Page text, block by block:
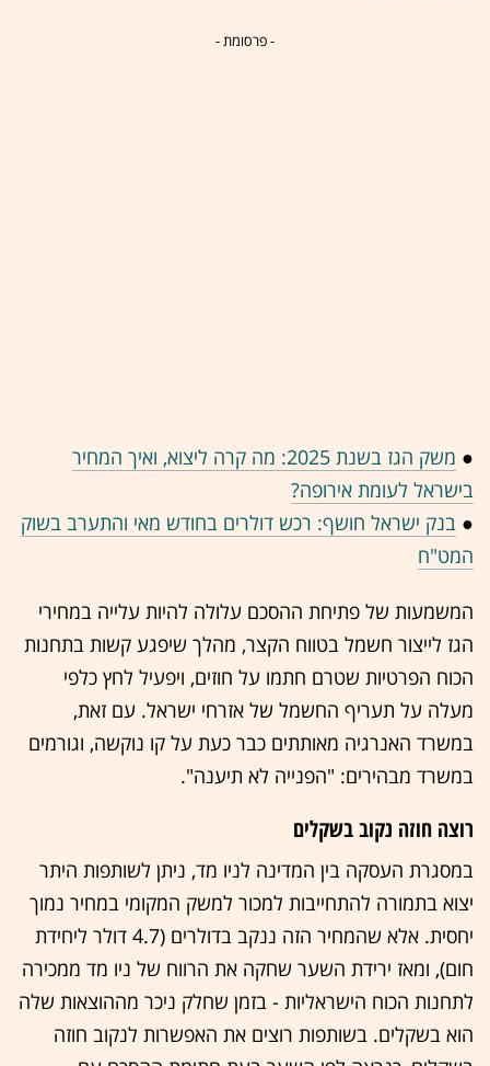
- פרסומת -
●
משק הגז בשנת 2025: מה קרה ליצוא, ואיך המחיר
בישראל לעומת אירופה?
● בנק ישראל חושף: רכש דולרים בחודש מאי והתערב בשוק
המט"ח
המשמעות של פתיחת ההסכם עלולה להיות עלייה במחירי
הגז לייצור חשמל בטווח הקצר, מהלך שיפגע קשות בתחנות
הכוח הפרטיות שטרם חתמו על חוזים, ויפעיל לחץ כלפי
מעלה על תעריף החשמל של אזרחי ישראל. עם זאת,
במשרד האנרגיה מאותתים כבר כעת על קו נוקשה, וגורמים
במשרד מבהירים: "הפנייה לא תיענה".
רוצה חוזה נקוב בשקלים
במסגרת העסקה בין המדינה לניו מד, ניתן לשותפות היתר
יצוא בתמורה להתחייבות למכור למשק המקומי במחיר נמוך
יחסית. אלא שהמחיר הזה ננקב בדולרים (4.7 דולר ליחידת
חום), ומאז ירידת השער שחקה את הרווח של ניו מד ממכירה
לתחנות הכוח הישראליות - בזמן שחלק ניכר מההוצאות שלה
הוא בשקלים. בשותפות רוצים את האפשרות לנקוב חוזה